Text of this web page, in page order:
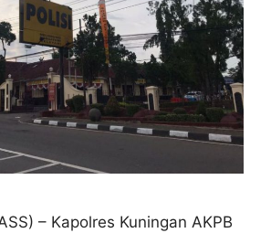
– Kapolres Kuningan AKPB